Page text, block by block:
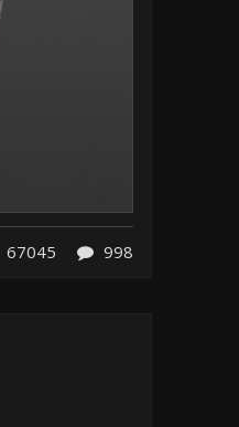
67045 998